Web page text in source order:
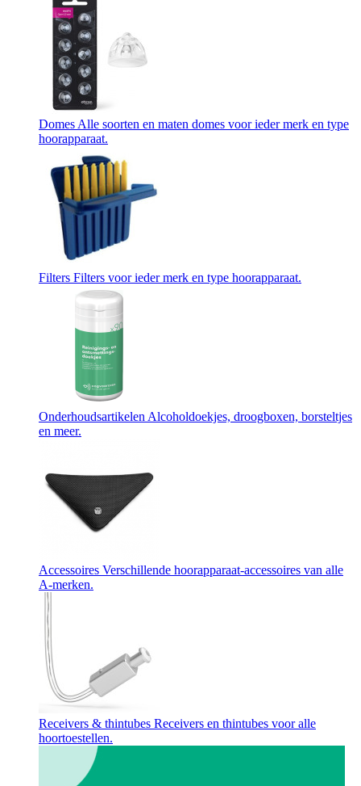
Domes Alle soorten en maten domes voor ieder merk en type
hoorapparaat.
Filters Filters voor ieder merk en type hoorapparaat.
Onderhoudsartikelen Alcoholdoekjes, droogboxen, borsteltjes
en meer.
Accessoires Verschillende hoorapparaat-accessoires van alle
A-merken.
Receivers & thintubes Receivers en thintubes voor alle
hoortoestellen.